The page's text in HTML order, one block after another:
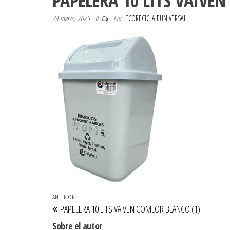
24 marzo, 2025 0 Por ECORECICLAJEUNIVERSAL
Navegación de entradas
Entrada anterior
ANTERIOR
PAPELERA 10 LITS VAIVEN COMLOR BLANCO (1)
Sobre el autor